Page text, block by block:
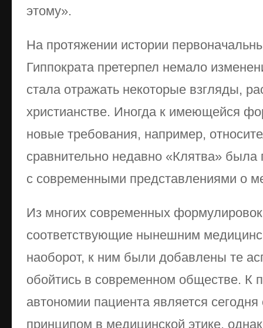
этому».
На протяжении истории
Гиппократа претерпел немало
стала отражать некоторые взгляды,
христианстве. Иногда к имеющейся
новые требования, например,
сравнительно недавно «Клятва» была
с современными представлениями о
Из многих современных
соответствующие нынешним
наоборот, к ним были добавлены те
обойтись в современном обществе. К
автономии пациента является
принципом в медицинской этике,